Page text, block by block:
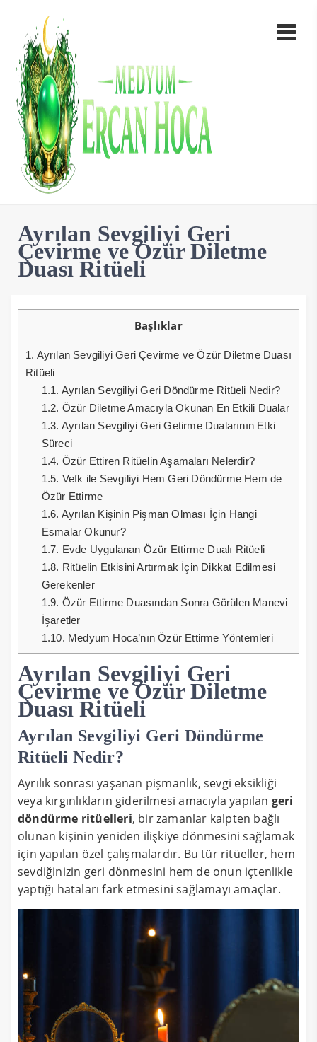
Ayrılan Sevgiliyi Geri
Çevirme ve Özür Diletme
Duası Ritüeli
Başlıklar
1. Ayrılan Sevgiliyi Geri Çevirme ve Özür Diletme Duası
Ritüeli
1.1. Ayrılan Sevgiliyi Geri Döndürme Ritüeli Nedir?
1.2. Özür Diletme Amacıyla Okunan En Etkili Dualar
1.3. Ayrılan Sevgiliyi Geri Getirme Dualarının Etki
Süreci
1.4. Özür Ettiren Ritüelin Aşamaları Nelerdir?
1.5. Vefk ile Sevgiliyi Hem Geri Döndürme Hem de
Özür Ettirme
1.6. Ayrılan Kişinin Pişman Olması İçin Hangi
Esmalar Okunur?
1.7. Evde Uygulanan Özür Ettirme Dualı Ritüeli
1.8. Ritüelin Etkisini Artırmak İçin Dikkat Edilmesi
Gerekenler
1.9. Özür Ettirme Duasından Sonra Görülen Manevi
İşaretler
1.10. Medyum Hoca’nın Özür Ettirme Yöntemleri
Ayrılan Sevgiliyi Geri
Çevirme ve Özür Diletme
Duası Ritüeli
Ayrılan Sevgiliyi Geri Döndürme
Ritüeli Nedir?
Ayrılık sonrası yaşanan pişmanlık, sevgi eksikliği
veya kırgınlıkların giderilmesi amacıyla yapılan geri
döndürme ritüelleri, bir zamanlar kalpten bağlı
olunan kişinin yeniden ilişkiye dönmesini sağlamak
için yapılan özel çalışmalardır. Bu tür ritüeller, hem
sevdiğinizin geri dönmesini hem de onun içtenlikle
yaptığı hataları fark etmesini sağlamayı amaçlar.